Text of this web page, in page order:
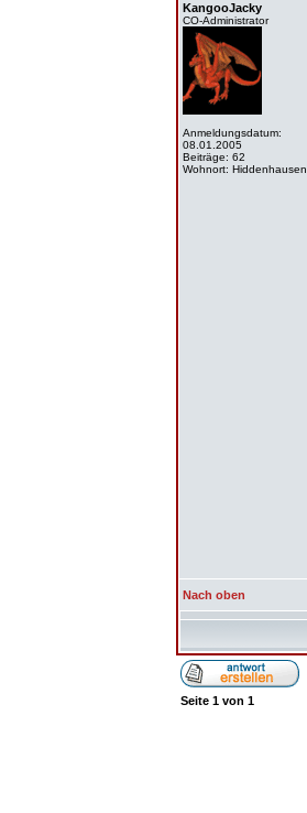
KangooJacky
CO-Administrator
Anmeldungsdatum:
08.01.2005
Beiträge: 62
Wohnort: Hiddenhausen
Nach oben
Seite 1 von 1